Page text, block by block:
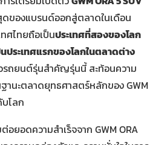
ของแบรนด์ออกสู่ตลาดในเดือน
ศไทยถือเป็นประเทศที่สองของโลก
ประเทศแรกของโลกในตลาดต่าง
รถยนต์รุ่นสำคัญรุ่นนี้ สะท้อนความ
านะตลาดยุทธศาสตร์หลักของ GWM
บโลก
อยอดความสำเร็จจาก GWM ORA